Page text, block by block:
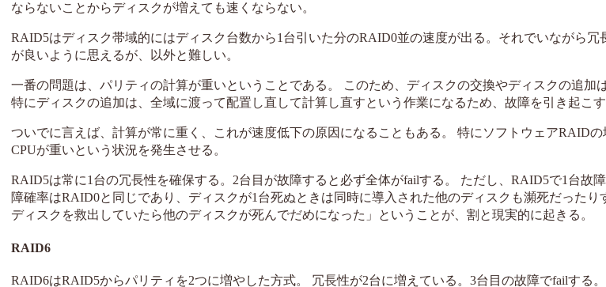
ならないことからディスクが増えても速くならない。
RAID5はディスク帯域的にはディスク台数から1台引いた分のRAID0並の速度が出る。それでいながら冗
が良いように思えるが、以外と難しい。
一番の問題は、パリティの計算が重いということである。 このため、ディスクの交換やディスクの追加
特にディスクの追加は、全域に渡って配置し直して計算し直すという作業になるため、故障を引き起こす
ついでに言えば、計算が常に重く、これが速度低下の原因になることもある。 特にソフトウェアRAID
CPUが重いという状況を発生させる。
RAID5は常に1台の冗長性を確保する。2台目が故障すると必ず全体がfailする。 ただし、RAID5で1台故
障確率はRAID0と同じであり、ディスクが1台死ぬときは同時に導入された他のディスクも瀕死だったり
ディスクを救出していたら他のディスクが死んでだめになった」ということが、割と現実的に起きる。
RAID6
RAID6はRAID5からパリティを2つに増やした方式。 冗長性が2台に増えている。3台目の故障でfailする。